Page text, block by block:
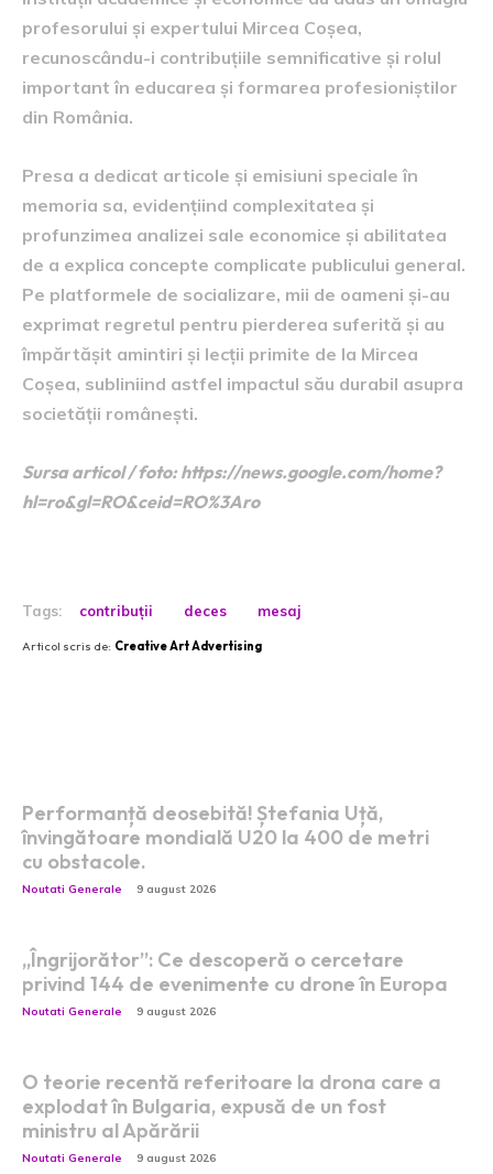
profesorului și expertului Mircea Coșea,
recunoscându-i contribuțiile semnificative și rolul
important în educarea și formarea profesioniștilor
din România.
Presa a dedicat articole și emisiuni speciale în
memoria sa, evidențiind complexitatea și
profunzimea analizei sale economice și abilitatea
de a explica concepte complicate publicului general.
Pe platformele de socializare, mii de oameni și-au
exprimat regretul pentru pierderea suferită și au
împărtășit amintiri și lecții primite de la Mircea
Coșea, subliniind astfel impactul său durabil asupra
societății românești.
Sursa articol / foto: https://news.google.com/home?
hl=ro&gl=RO&ceid=RO%3Aro
Tags: contribuții deces mesaj
Articol scris de: Creative Art Advertising
Performanță deosebită! Ștefania Uță,
învingătoare mondială U20 la 400 de metri
cu obstacole.
Noutati Generale 9 august 2026
„Îngrijorător”: Ce descoperă o cercetare
privind 144 de evenimente cu drone în Europa
Noutati Generale 9 august 2026
O teorie recentă referitoare la drona care a
explodat în Bulgaria, expusă de un fost
ministru al Apărării
Noutati Generale 9 august 2026